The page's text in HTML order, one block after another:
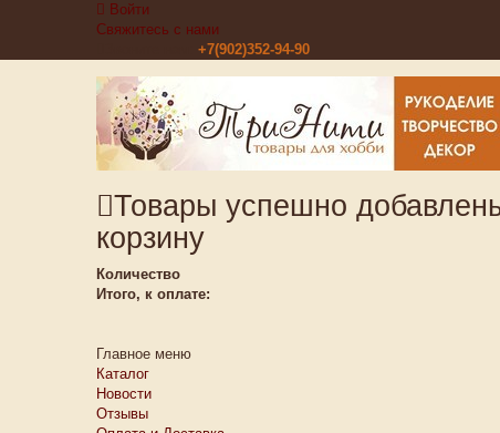
Войти
Свяжитесь с нами
+7(902)352-94-90
Товары успешно
корзину
Количество
Итого, к оплате:
Главное меню
Каталог
Новости
Отзывы